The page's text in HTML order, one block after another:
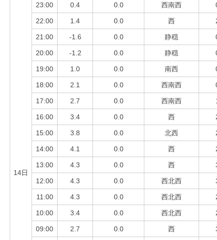
14日
23:00 0.4 0.0 西南西
22:00 1.4 0.0 西
21:00 -1.6 0.0 静穏
20:00 -1.2 0.0 静穏
19:00 1.0 0.0 南西
18:00 2.1 0.0 西南西
17:00 2.7 0.0 西南西
16:00 3.4 0.0 西
15:00 3.8 0.0 北西
14:00 4.1 0.0 西
13:00 4.3 0.0 西
12:00 4.3 0.0 西北西
11:00 4.3 0.0 西北西
10:00 3.4 0.0 西北西
09:00 2.7 0.0 西